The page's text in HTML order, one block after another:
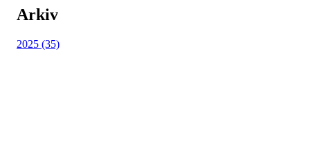
Arkiv
2025 (35)